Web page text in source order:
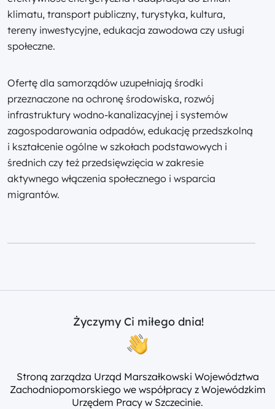
klimatu, transport publiczny, turystyka, kultura,
tereny inwestycyjne, edukacja zawodowa czy usługi
społeczne.
Ofertę dla samorządów uzupełniają środki
przeznaczone na ochronę środowiska, rozwój
infrastruktury wodno-kanalizacyjnej i systemów
zagospodarowania odpadów, edukację przedszkolną
i kształcenie ogólne w szkołach podstawowych i
średnich czy też przedsięwzięcia w zakresie
aktywnego włączenia społecznego i wsparcia
migrantów.
Życzymy Ci miłego dnia!
Stroną zarządza Urząd Marszałkowski Województwa
Zachodniopomorskiego we współpracy z Wojewódzkim
Urzędem Pracy w Szczecinie.